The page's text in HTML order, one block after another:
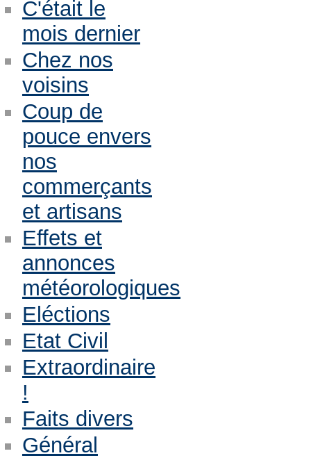
C'était le
mois dernier
Chez nos
voisins
Coup de
pouce envers
nos
commerçants
et artisans
Effets et
annonces
météorologiques
Eléctions
Etat Civil
Extraordinaire
!
Faits divers
Général